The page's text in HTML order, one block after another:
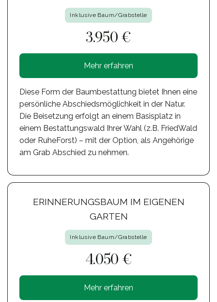
Inklusive Baum/Grabstelle
3.950 €
Mehr erfahren
Diese Form der Baumbestattung bietet Ihnen eine
persönliche Abschiedsmöglichkeit in der Natur.
Die Beisetzung erfolgt an einem Basisplatz in
einem Bestattungswald Ihrer Wahl (z.B. FriedWald
oder RuheForst) – mit der Option, als Angehörige
am Grab Abschied zu nehmen.
ERINNERUNGSBAUM IM EIGENEN
GARTEN
Inklusive Baum/Grabstelle
4.050 €
Mehr erfahren